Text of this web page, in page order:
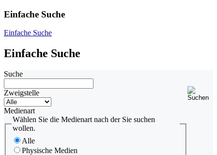
Einfache Suche
Einfache Suche
Einfache Suche
Suche
Zweigstelle
Medienart
Wählen Sie die Medienart nach der Sie suchen
wollen.
Alle
Physische Medien